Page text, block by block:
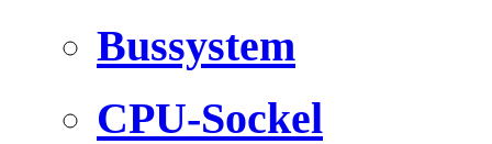
Bussystem
CPU-Sockel